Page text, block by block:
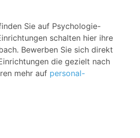
Sie auf Psychologie-
schalten hier ihre
Bewerben Sie sich direkt
die gezielt nach
mehr auf personal-